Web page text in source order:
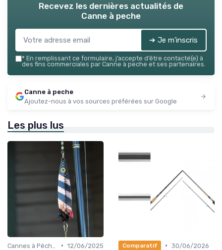
Recevez les dernières actualités de
Canne à peche
➔ Je m'inscris
* En remplissant ce formulaire, j’accepte d’être contacté(e) à
des fins commerciales par Canne à peche et ses partenaires.
Canne à peche
Ajoutez-nous à vos sources préférées sur Google
Les plus lus
• 12/06/2025 Comparatif • 30/06/2026